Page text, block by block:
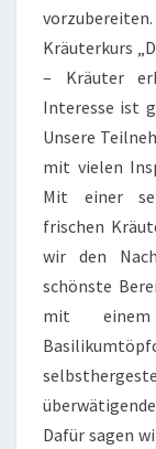
Kräuterkurs
– Kräuter
Interesse ist
Unsere
mit vielen
Mit einer
frischen
wir den
schönste
mit einem
Dafür sagen